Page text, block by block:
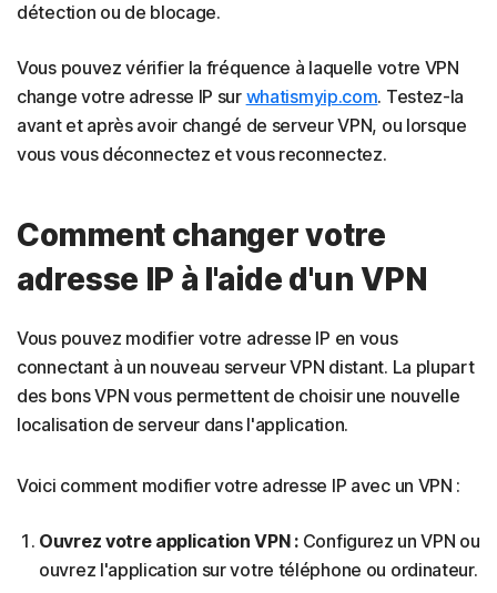
détection ou de blocage.
Vous pouvez vérifier la fréquence à laquelle votre VPN
change votre adresse IP sur whatismyip.com. Testez-la
avant et après avoir changé de serveur VPN, ou lorsque
vous vous déconnectez et vous reconnectez.
Comment changer votre
adresse IP à l'aide d'un VPN
Vous pouvez modifier votre adresse IP en vous
connectant à un nouveau serveur VPN distant. La plupart
des bons VPN vous permettent de choisir une nouvelle
localisation de serveur dans l'application.
Voici comment modifier votre adresse IP avec un VPN :
Ouvrez votre application VPN : Configurez un VPN ou
ouvrez l'application sur votre téléphone ou ordinateur.